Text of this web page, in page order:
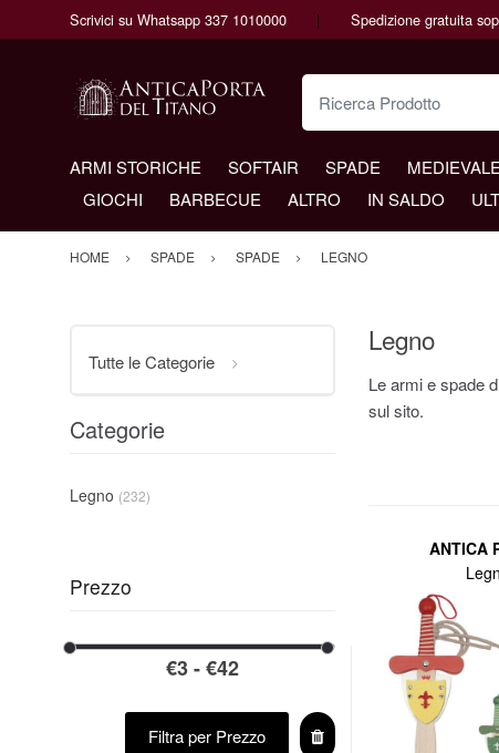
Scrivici su Whatsapp 337 1010000 Spedizione gratuita
Ricerca Prodotto
ARMI STORICHE SOFTAIR SPADE MEDIEVALE
GIOCHI
BARBECUE ALTRO IN SALDO
HOME SPADE SPADE LEGNO
Legno
Le armi e spade
sul sito.
ANTICA
Tutte le Categorie
Categorie
Legno (232)
Prezzo
Filtra per Prezzo